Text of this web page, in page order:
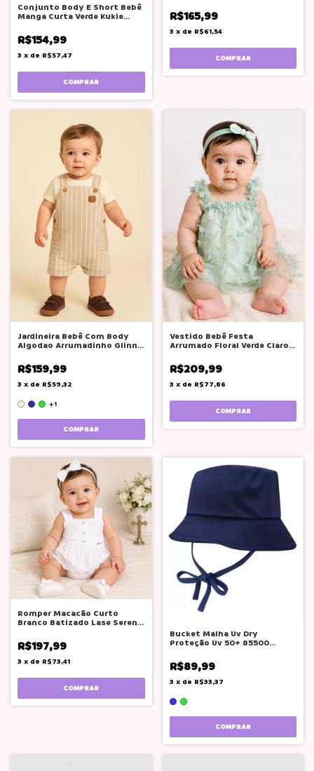
Conjunto Body E Short Bebê
Manga Curta Verde Kukie
R$154,99
3 x de R$57,47
COMPRAR
R$165,99
3 x de R$61,54
COMPRAR
Jardineira Bebê Com Body
Algodao Arrumadinho Glinny
R$159,99
3 x de R$59,32
+1
COMPRAR
Vestido Bebê Festa
Arrumado Floral Verde Claro
R$209,99
3 x de R$77,86
COMPRAR
Romper Macacão Curto
Branco Batizado Lase Serena
R$197,99
3 x de R$73,41
COMPRAR
Bucket Malha Uv Dry
Proteção Uv 50+ 85500
R$89,99
3 x de R$33,37
COMPRAR